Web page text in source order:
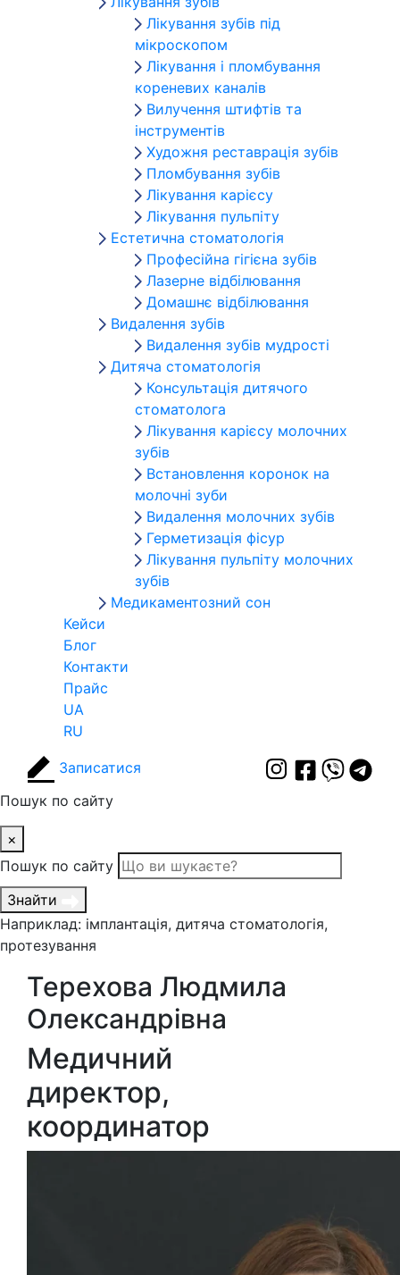
Лікування зубів під
мікроскопом
Лікування і пломбування
кореневих каналів
Вилучення штифтів та
інструментів
Художня реставрація зубів
Пломбування зубів
Лікування карієсу
Лікування пульпіту
Естетична стоматологія
Професійна гігієна зубів
Лазерне відбілювання
Домашнє відбілювання
Видалення зубів
Видалення зубів мудрості
Дитяча стоматологія
Консультація дитячого
стоматолога
Лікування карієсу молочних
зубів
Встановлення коронок на
молочні зуби
Видалення молочних зубів
Герметизація фісур
Лікування пульпіту молочних
зубів
Медикаментозний сон
Кейси
Блог
Контакти
Прайс
UA
RU
Записатися
Пошук по сайту
×
Пошук по сайту
Знайти
Наприклад: імплантація, дитяча стоматологія,
протезування
Терехова Людмила
Олександрівна
Медичний
директор,
координатор